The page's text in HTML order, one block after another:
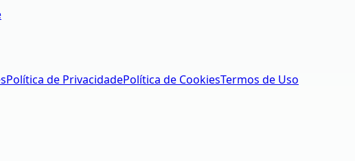
Política de PrivacidadePolítica de CookiesTermos de Uso